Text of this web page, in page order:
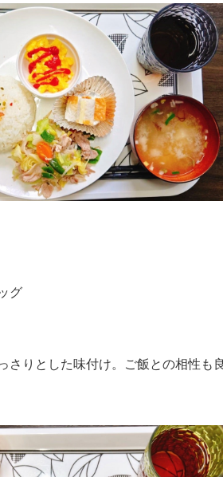
グ
さりとした味付け。ご飯との相性も